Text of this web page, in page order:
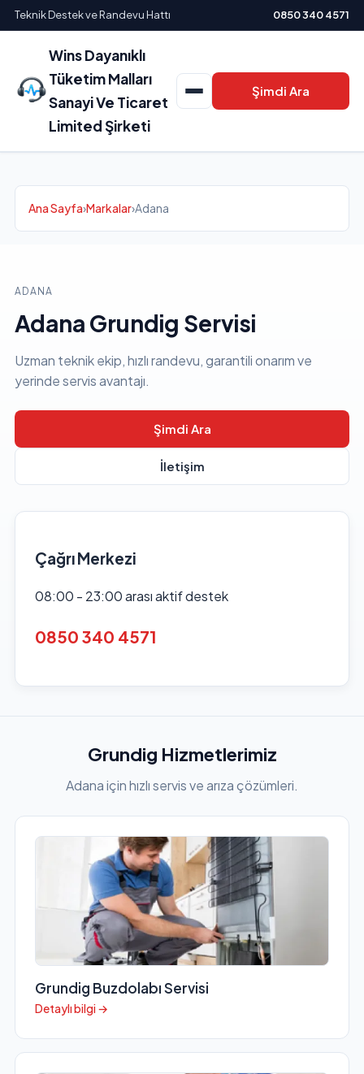
Teknik Destek ve Randevu Hattı 0850 340 4571
Wins Dayanıklı
Tüketim Malları
Sanayi Ve Ticaret
Limited Şirketi
Şimdi Ara
Ana Sayfa›Markalar›Adana
ADANA
Adana Grundig Servisi
Uzman teknik ekip, hızlı randevu, garantili onarım ve
yerinde servis avantajı.
Şimdi Ara
İletişim
Çağrı Merkezi
08:00 - 23:00 arası aktif destek
0850 340 4571
Grundig Hizmetlerimiz
Adana için hızlı servis ve arıza çözümleri.
Grundig Buzdolabı Servisi
Detaylı bilgi →